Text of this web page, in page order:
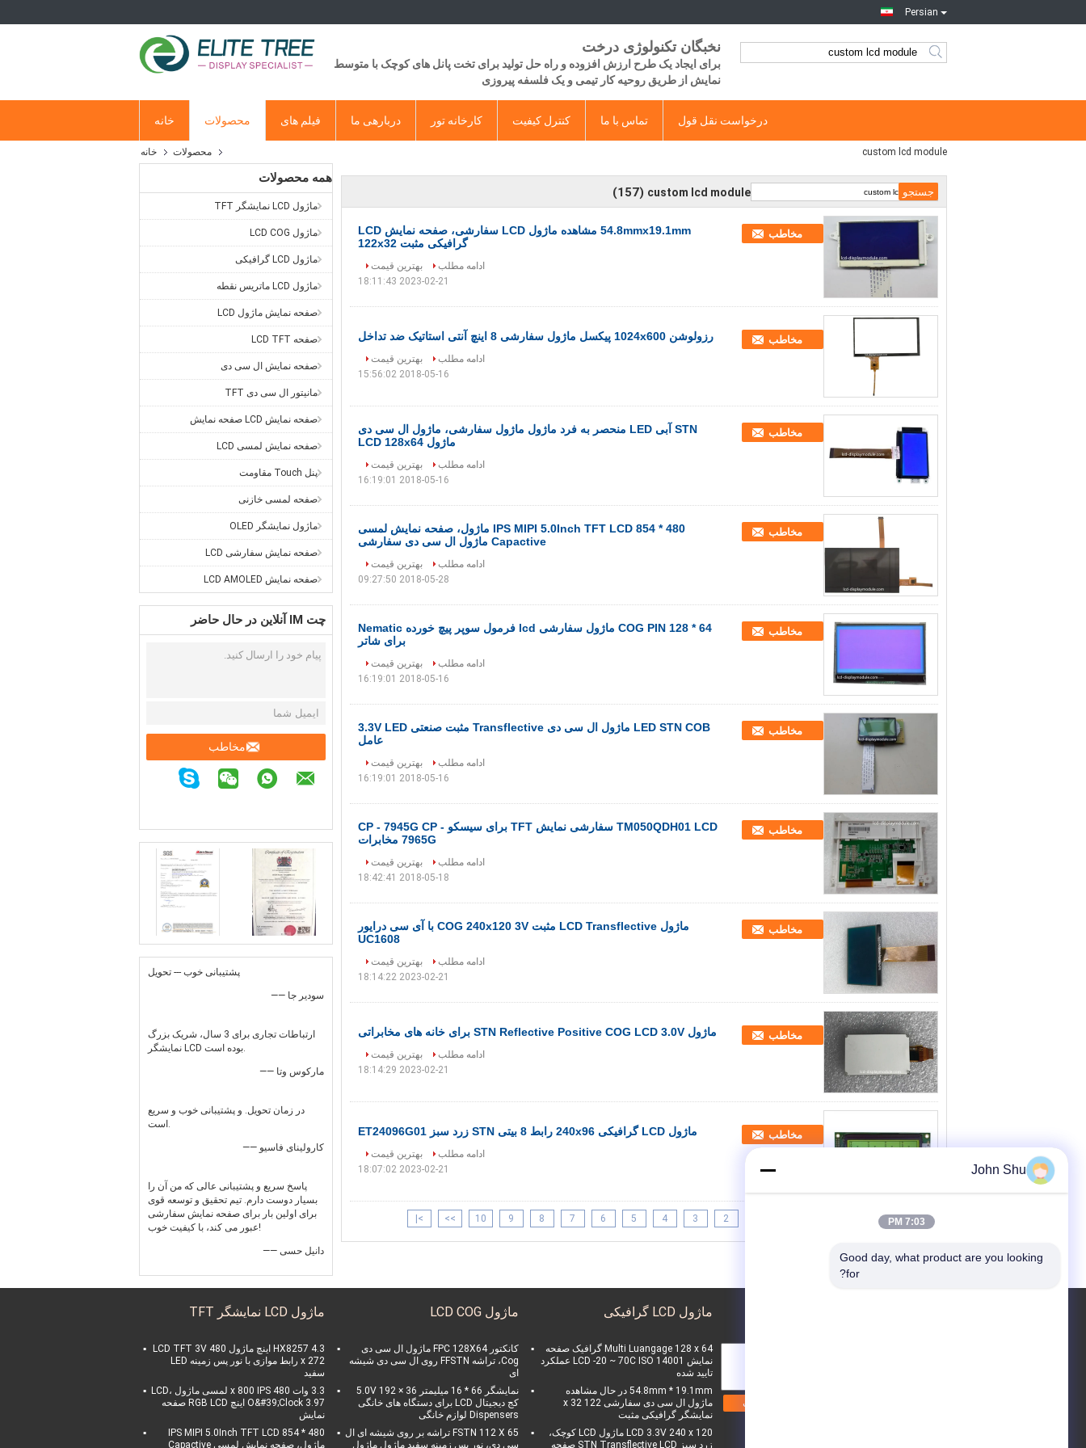
Persian
نخبگان تکنولوژی درخت
برای ایجاد یک طرح ارزش افزوده و راه حل تولید برای تخت پانل های کوچک با متوسط
​​نمایش از طریق روحیه کار تیمی و یک فلسفه پیروزی
خانه محصولات فیلم های دربارهی ما کارخانه تور کنترل کیفیت تماس با ما درخواست نقل قول
خانه محصولات custom lcd module
همه محصولات
ماژول LCD نمایشگر TFT
ماژول LCD COG
ماژول LCD گرافیکی
ماژول LCD ماتریس نقطه
صفحه نمایش ماژول LCD
صفحه LCD TFT
صفحه نمایش ال سی دی
مانیتور ال سی دی TFT
صفحه نمایش LCD صفحه نمایش
صفحه نمایش لمسی LCD
پنل Touch مقاومت
صفحه لمسی خازنی
ماژول نمایشگر OLED
صفحه نمایش سفارشی LCD
صفحه نمایش LCD AMOLED
چت IM آنلاین در حال حاضر
مخاطب
پشتیبانی خوب --- تحویل
—— سودیر جا
ارتباطات تجاری برای 3 سال، شریک بزرگ
نمایشگر LCD بوده است.
—— مارکوس وتا
در زمان تحویل. و پشتیبانی خوب و سریع
است.
—— کارولینای فاسیو
پاسخ سریع و پشتیبانی عالی که من آن را
بسیار دوست دارم. تیم تحقیق و توسعه قوی
برای اولین بار برای صفحه نمایش سفارشی
عبور می کند، با کیفیت خوب!
—— دانیل حسی
custom lcd module
(157)
54.8mmx19.1mm مشاهده ماژول LCD سفارشی، صفحه نمایش LCD
گرافیکی مثبت 122x32
مخاطب
ادامه مطلب
بهترین قیمت
2023-02-21 18:11:43
رزولوشن 1024x600 پیکسل ماژول سفارشی 8 اینچ آنتی استاتیک ضد تداخل مخاطب
ادامه مطلب
بهترین قیمت
2018-05-16 15:56:02
STN آبی LED منحصر به فرد ماژول ماژول سفارشی، ماژول ال سی دی
ماژول LCD 128x64
مخاطب
ادامه مطلب
بهترین قیمت
2018-05-16 16:19:01
480 * 854 IPS MIPI 5.0Inch TFT LCD ماژول، صفحه نمایش لمسی
Capactive ماژول ال سی دی سفارشی
مخاطب
ادامه مطلب
بهترین قیمت
2018-05-28 09:27:50
COG PIN 128 * 64 ماژول سفارشی lcd فرمول سوپر پیچ خورده Nematic
برای شاتر
مخاطب
ادامه مطلب
بهترین قیمت
2018-05-16 16:19:01
LED STN COB ماژول ال سی دی Transflective مثبت صنعتی 3.3V LED
عامل
مخاطب
ادامه مطلب
بهترین قیمت
2018-05-16 16:19:01
TM050QDH01 LCD سفارشی نمایش TFT برای سیسکو CP - 7945G CP -
7965G مخابرات
مخاطب
ادامه مطلب
بهترین قیمت
2018-05-18 18:42:41
ماژول LCD Transflective مثبت COG 240x120 3V با آی سی درایور
UC1608
مخاطب
ادامه مطلب
بهترین قیمت
2023-02-21 18:14:22
ماژول STN Reflective Positive COG LCD 3.0V برای خانه های مخابراتی مخاطب
ادامه مطلب
بهترین قیمت
2023-02-21 18:14:29
ماژول LCD گرافیکی 240x96 رابط 8 بیتی STN زرد سبز ET24096G01 مخاطب
ادامه مطلب
بهترین قیمت
2023-02-21 18:07:02
Page 1 of 16
2
3
4
5
6
7
8
9
10
>>
>|
ماژول LCD نمایشگر TFT
HX8257 4.3 اینچ ماژول LCD TFT 3V 480
x 272 رابط موازی با نور پس زمینه LED
سفید
3.3 وات 480 x 800 IPS لمسی ماژول LCD،
O&#39;Clock 3.97 اینچ RGB LCD صفحه
نمایش
480 * 854 IPS MIPI 5.0Inch TFT LCD
ماژول، صفحه نمایش لمسی Capactive
ماژول LCD COG
کانکتور FPC 128X64 ماژول ال سی دی
Cog، تراشه FFSTN روی ال سی دی شیشه
ای
نمایشگر 66 * 16 میلیمتر 5.0V 192 × 36
کج دیجیتال LCD برای دستگاه های خانگی
Dispensers لوازم خانگی
FSTN 112 X 65 تراشه بر روی شیشه ای ال
سی دی، نور پس زمینه سفید ماژول ماژول
ماژول LCD گرافیکی
Multi Luangage 128 x 64 گرافیک صفحه
نمایش LCD -20 ~ 70C ISO 14001 عملکرد
تایید شده
54.8mm * 19.1mm در حال مشاهده
ماژول ال سی دی سفارشی 122 x 32
نمایشگر گرافیکی مثبت
LCD 3.3V 240 x 120 ماژول LCD کوچک،
زرد سبز STN Transflective LCD صفحه
بفرست
John Shu
7:03 PM
Good day, what product are you looking
for?